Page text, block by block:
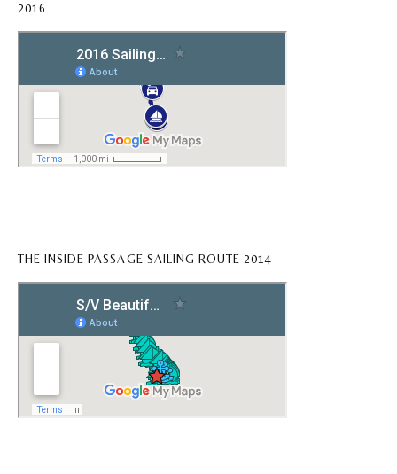
2016
THE INSIDE PASSAGE SAILING ROUTE 2014